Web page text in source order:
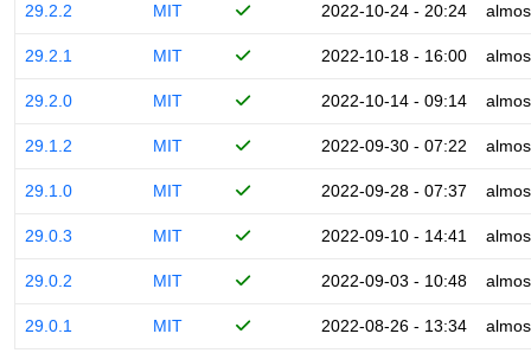
29.2.2 MIT 2022-10-24 - 20:24
29.2.1 MIT 2022-10-18 - 16:00
29.2.0 MIT 2022-10-14 - 09:14
29.1.2 MIT 2022-09-30 - 07:22
29.1.0 MIT 2022-09-28 - 07:37
29.0.3 MIT 2022-09-10 - 14:41
29.0.2 MIT 2022-09-03 - 10:48
29.0.1 MIT 2022-08-26 - 13:34